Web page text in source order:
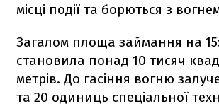
місці події та борються з
Загалом площа займання на
становила понад 10 тисяч
метрів. До гасіння вогню
та 20 одиниць спеціальної